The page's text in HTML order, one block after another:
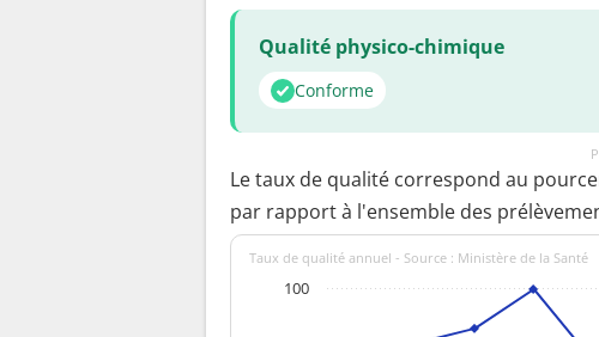
Qualité physico-chimique
Conforme
Le taux de qualité correspond au
par rapport à l'ensemble des
Taux de qualité annuel - Source : Ministère de la Santé
100